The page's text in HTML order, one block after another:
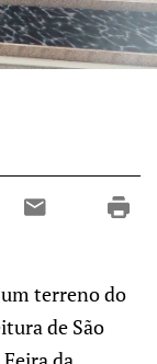
terreno do
de São